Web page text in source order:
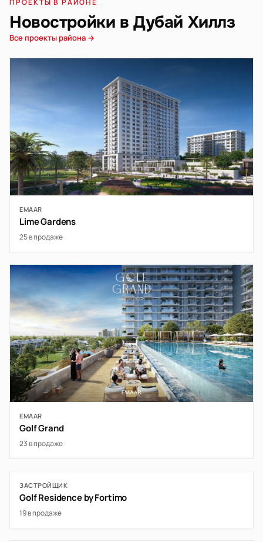
ПРОЕКТЫ В РАЙОНЕ
Новостройки в Дубай Хиллз
Все проекты района →
EMAAR
Lime Gardens
25 в продаже
EMAAR
Golf Grand
23 в продаже
ЗАСТРОЙЩИК
Golf Residence by Fortimo
19 в продаже